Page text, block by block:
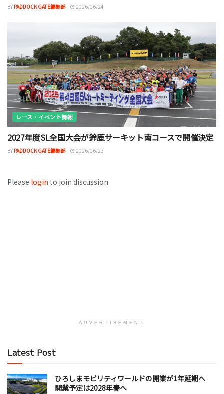
BY PADDOCK GATE編集部 2026/06/24
レース・イベント情報
2027年度SL全国大会が鈴鹿サーキット南コースで開催決定
BY PADDOCK GATE編集部 2026/06/23
Please login to join discussion
ADVERTISEMENT
Latest Post
ひろしまモビリティワールドの開業が1年延期へ
開業予定は2028年春へ